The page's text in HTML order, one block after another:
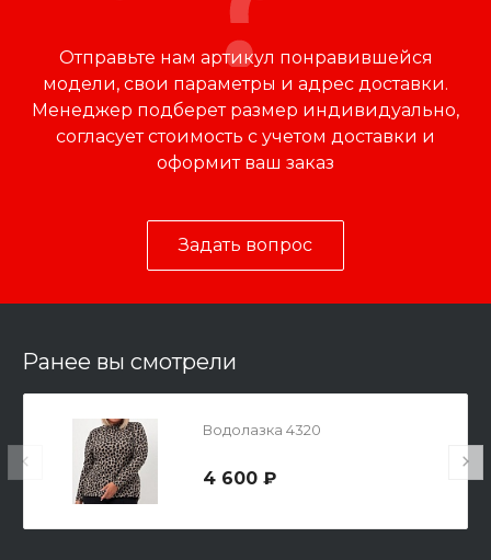
Отправьте нам артикул понравившейся
модели, свои параметры и адрес доставки.
Менеджер подберет размер индивидуально,
согласует стоимость с учетом доставки и
оформит ваш заказ
Задать вопрос
Ранее вы смотрели
Водолазка 4320
4 600 ₽